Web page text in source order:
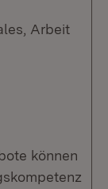
Arbeit
können